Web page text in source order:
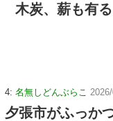
木炭、薪も有
4: 名無しどんぶらこ
夕張市がふっか